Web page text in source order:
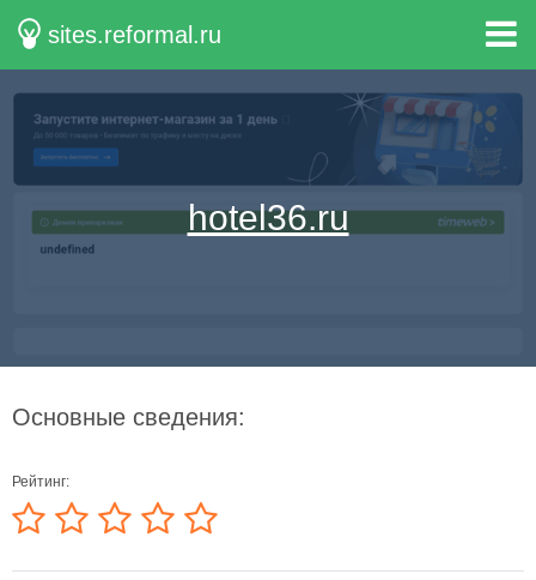
sites.reformal.ru
hotel36.ru
Основные сведения:
Рейтинг: